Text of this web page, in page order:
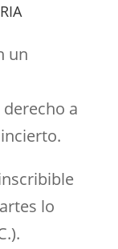
un
a
lo